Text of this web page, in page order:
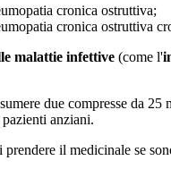
cronica ostruttiva;
cronica ostruttiva
malattie infettive (come l'
due compresse da 25
anziani.
prendere il medicinale se